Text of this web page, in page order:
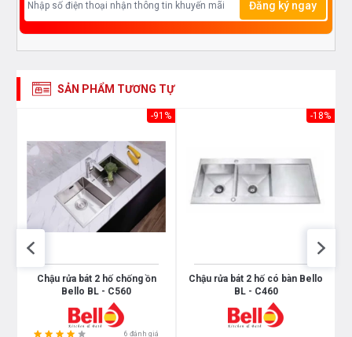
Đăng ký ngay
SẢN PHẨM TƯƠNG TỰ
-91%
Chậu rửa bát 2 hố chống ồn
Bello BL - C560
6 đánh giá
-18%
Chậu rửa bát 2 hố có bàn Bello
BL - C460